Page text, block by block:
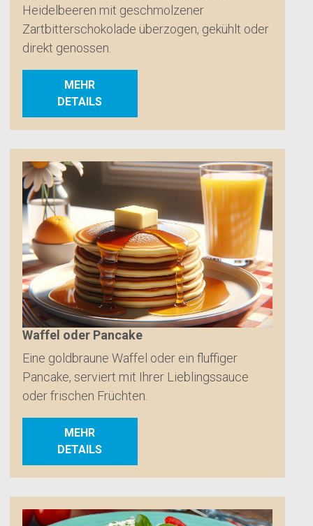
Heidelbeeren mit geschmolzener
Zartbitterschokolade überzogen, gekühlt oder
direkt genossen.
MEHR
DETAILS
Waffel oder Pancake
Eine goldbraune Waffel oder ein fluffiger
Pancake, serviert mit Ihrer Lieblingssauce
oder frischen Früchten.
MEHR
DETAILS